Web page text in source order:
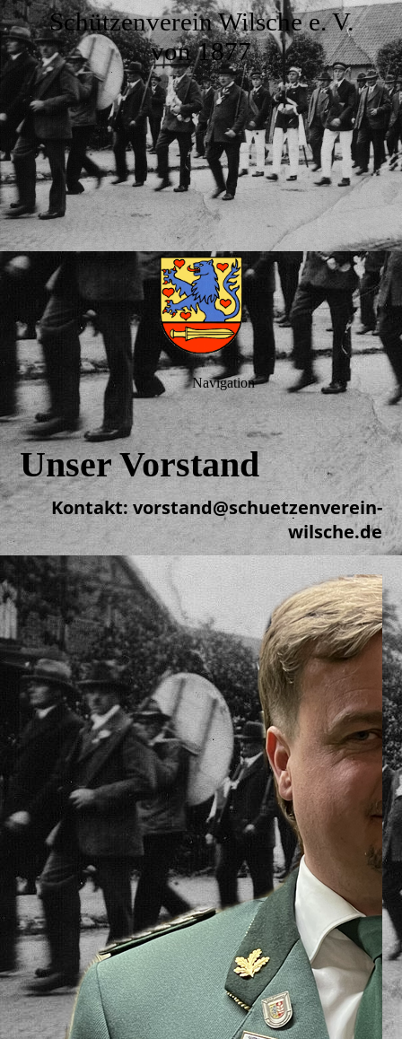
Schützenverein Wilsche e. V.
von 1877
Navigation
Unser Vorstand
Kontakt: vorstand@schuetzenverein-
wilsche.de